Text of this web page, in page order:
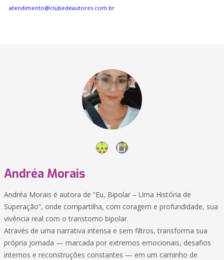
atendimento@clubedeautores.com.br
Andréa Morais
Andréa Morais é autora de “Eu, Bipolar – Uma História de
Superação”, onde compartilha, com coragem e profundidade, sua
vivência real com o transtorno bipolar.
Através de uma narrativa intensa e sem filtros, transforma sua
própria jornada — marcada por extremos emocionais, desafios
internos e reconstruções constantes — em um caminho de